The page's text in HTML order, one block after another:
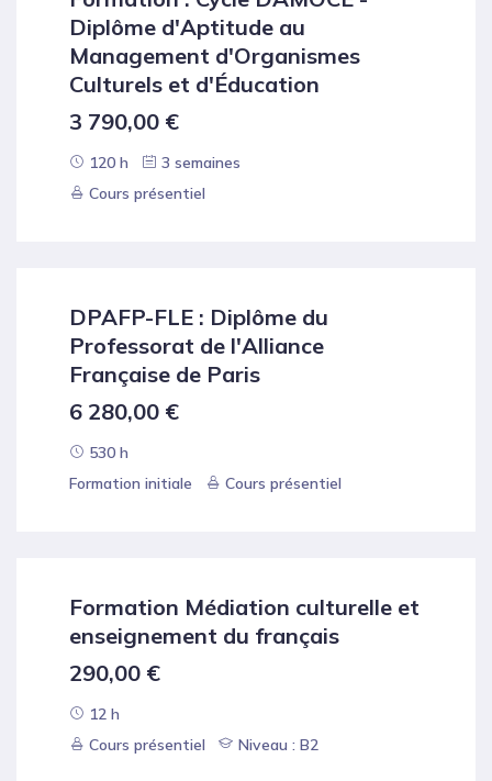
Diplôme d'Aptitude au
Management d'Organismes
Culturels et d'Éducation
3 790,00 €
120 h
3 semaines
Cours présentiel
DPAFP-FLE : Diplôme du
Professorat de l'Alliance
Française de Paris
6 280,00 €
530 h
Formation initiale
Cours présentiel
Formation Médiation culturelle et
enseignement du français
290,00 €
12 h
Cours présentiel
Niveau : B2